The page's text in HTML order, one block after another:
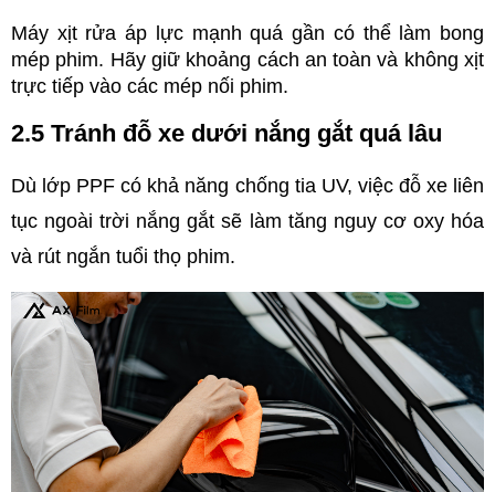
Máy xịt rửa áp lực mạnh quá gần có thể làm bong
mép phim. Hãy giữ khoảng cách an toàn và không xịt
trực tiếp vào các mép nối phim.
2.5 Tránh đỗ xe dưới nắng gắt quá lâu
Dù lớp PPF có khả năng chống tia UV, việc đỗ xe liên
tục ngoài trời nắng gắt sẽ làm tăng nguy cơ oxy hóa
và rút ngắn tuổi thọ phim.